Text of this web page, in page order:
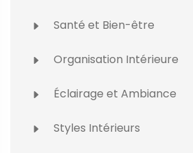
Santé et Bien-être
Organisation Intérieure
Éclairage et Ambiance
Styles Intérieurs